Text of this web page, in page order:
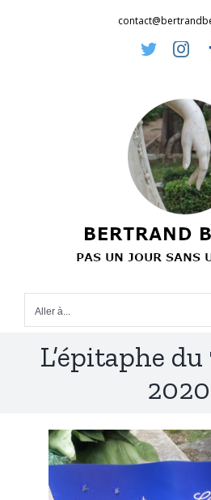
Twitter
Aller à...
L’épitaphe